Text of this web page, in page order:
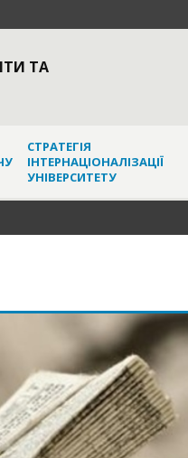
ТА
СТРАТЕГІЯ
ІНТЕРНАЦІОНАЛІЗАЦІЇ
УНІВЕРСИТЕТУ